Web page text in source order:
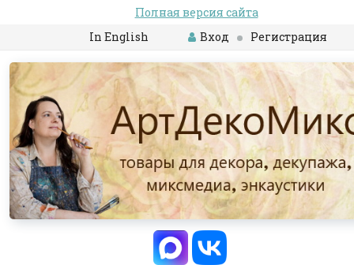
Полная версия сайта
In English
Вход Регистрация